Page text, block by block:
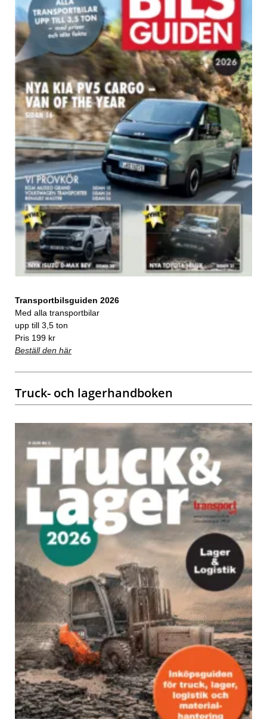
Transportbilsguiden 2026
Med alla transportbilar
upp till 3,5 ton
Pris 199 kr
Beställ den här
Truck- och lagerhandboken